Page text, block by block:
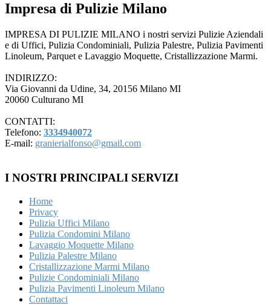
Impresa di Pulizie Milano
IMPRESA DI PULIZIE MILANO i nostri servizi Pulizie Aziendali
e di Uffici, Pulizia Condominiali, Pulizia Palestre, Pulizia Pavimenti
Linoleum, Parquet e Lavaggio Moquette, Cristallizzazione Marmi.
INDIRIZZO:
Via Giovanni da Udine, 34, 20156 Milano MI
20060 Culturano MI
CONTATTI:
Telefono: 3334940072
E-mail: granierialfonso@gmail.com
I NOSTRI PRINCIPALI SERVIZI
Home
Privacy
Pulizia Uffici Milano
Pulizia Condomini Milano
Lavaggio Moquette Milano
Pulizia Palestre Milano
Cristallizzazione Marmi Milano
Pulizie Condominiali Milano
Pulizia Pavimenti Linoleum Milano
Contattaci